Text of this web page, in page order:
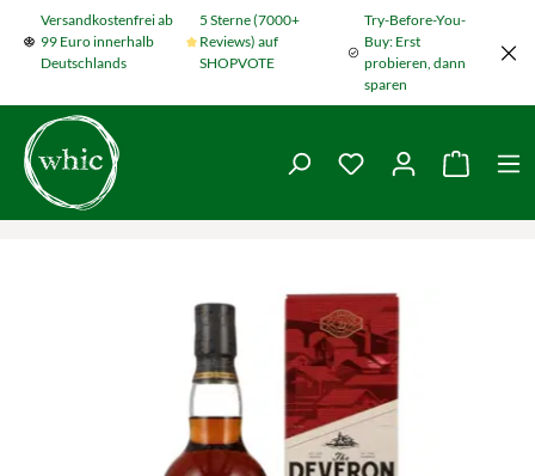
Zum Hauptinhalt springen
Versandkostenfrei ab
99 Euro innerhalb
Deutschlands
5 Sterne (7000+
Reviews) auf
SHOPVOTE
Try-Before-You-
Buy: Erst
probieren, dann
sparen
Du hast 0
Bildergalerie überspringen